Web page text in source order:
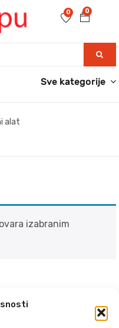
0
0
Sve kategorije
alat
izabranim